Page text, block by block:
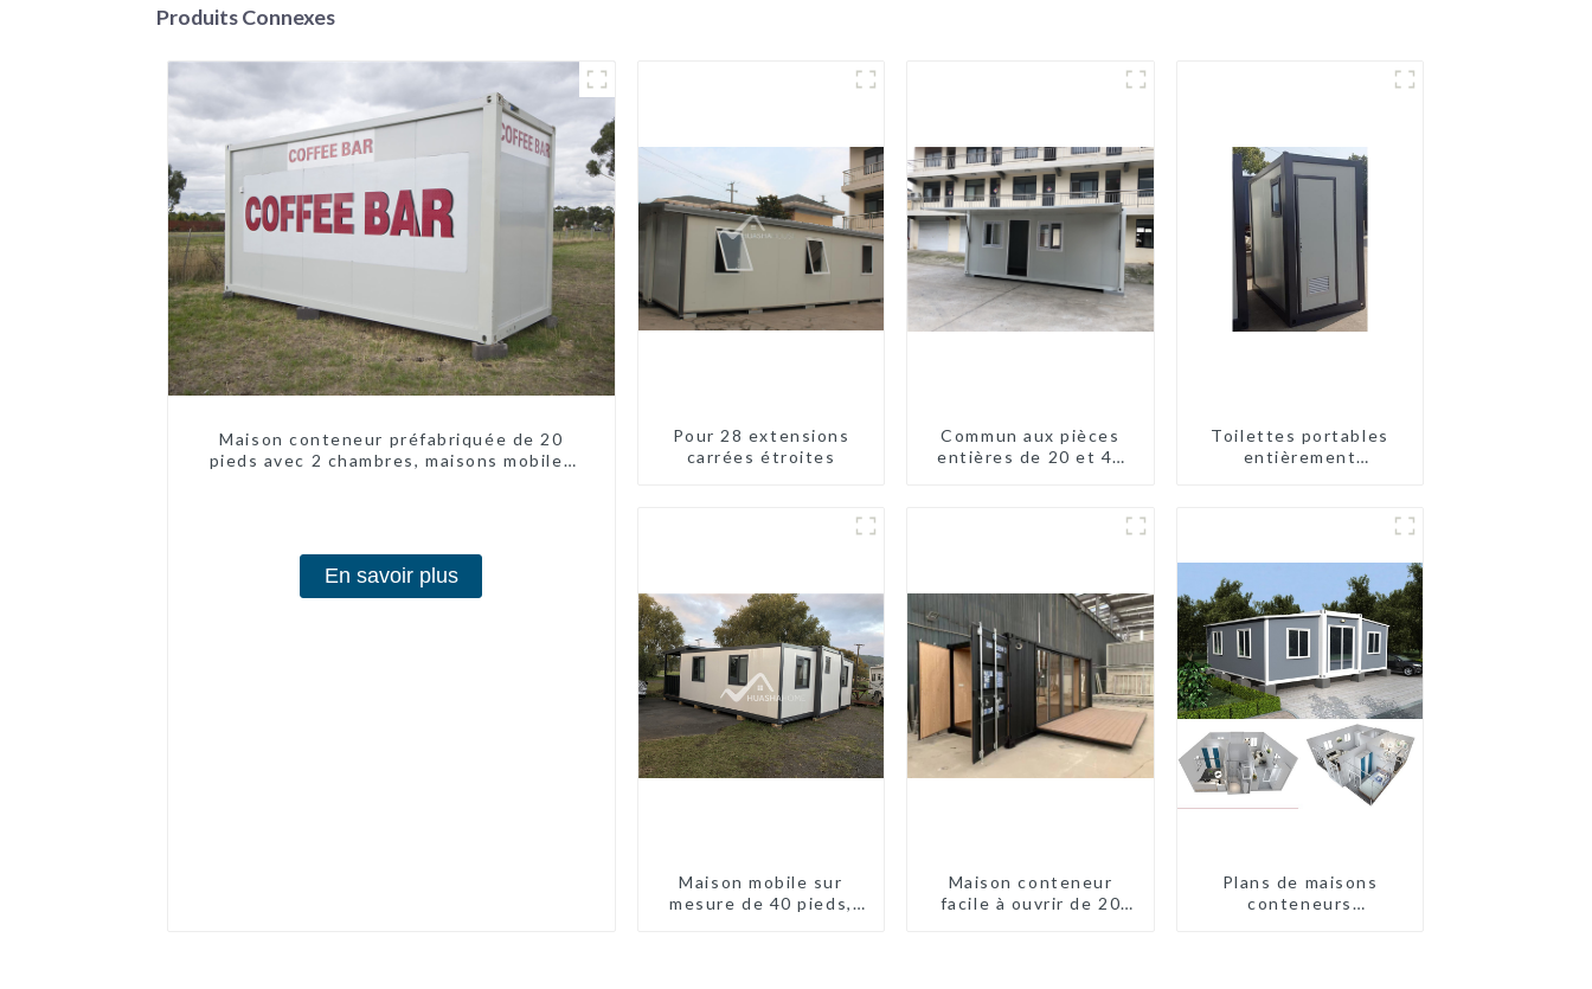
Produits Connexes
Maison conteneur préfabriquée de 20
pieds avec 2 chambres, maisons mobiles
En savoir plus
Pour 28 extensions
carrées étroites
Commun aux pièces
entières de 20 et 40
Toilettes portables
entièrement
Maison mobile sur
mesure de 40 pieds,
Maison conteneur
facile à ouvrir de 20
Plans de maisons
conteneurs